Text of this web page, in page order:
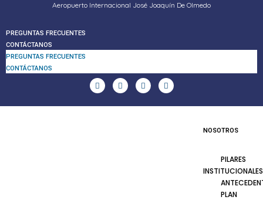
Aeropuerto Internacional José Joaquín De Olmedo
PREGUNTAS FRECUENTES
CONTÁCTANOS
PREGUNTAS FRECUENTES
CONTÁCTANOS
NOSOTROS
PILARES
INSTITUCIONALES
PLAN